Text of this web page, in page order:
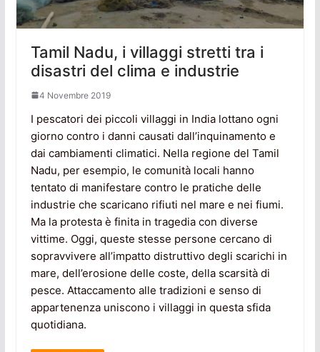
Tamil Nadu, i villaggi stretti tra i
disastri del clima e industrie
4 Novembre 2019
I pescatori dei piccoli villaggi in India lottano ogni
giorno contro i danni causati dall’inquinamento e
dai cambiamenti climatici. Nella regione del Tamil
Nadu, per esempio, le comunità locali hanno
tentato di manifestare contro le pratiche delle
industrie che scaricano rifiuti nel mare e nei fiumi.
Ma la protesta è finita in tragedia con diverse
vittime. Oggi, queste stesse persone cercano di
sopravvivere all’impatto distruttivo degli scarichi in
mare, dell’erosione delle coste, della scarsità di
pesce. Attaccamento alle tradizioni e senso di
appartenenza uniscono i villaggi in questa sfida
quotidiana.